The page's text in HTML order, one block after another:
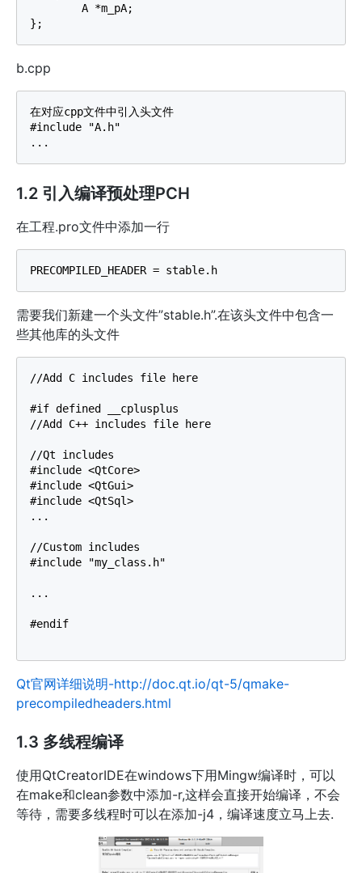
        A *m_pA;
b.cpp
在对应cpp文件中引入头文件
#include "A.h"
1.2 引入编译预处理PCH
在工程.pro文件中添加一行
需要我们新建一个头文件”stable.h”.在该头文件中包含一
些其他库的头文件
//Add C includes file here
#if defined __cplusplus
//Add C++ includes file here
//Qt includes
#include <QtCore>
#include <QtGui>
#include <QtSql>
...
//Custom includes
#include "my_class.h"
...
#endif
Qt官网详细说明-http://doc.qt.io/qt-5/qmake-
precompiledheaders.html
1.3 多线程编译
使用QtCreatorIDE在windows下用Mingw编译时，可以
在make和clean参数中添加-r,这样会直接开始编译，不会
等待，需要多线程时可以在添加-j4，编译速度立马上去.